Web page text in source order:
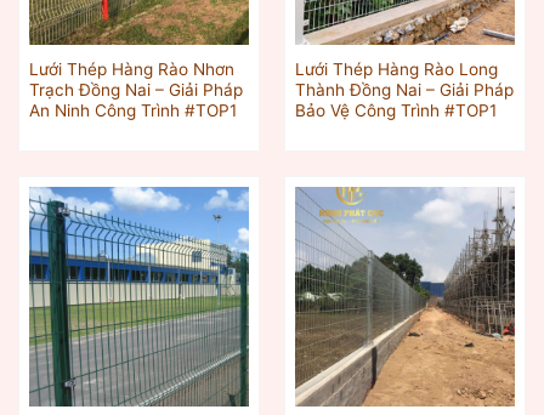
Lưới Thép Hàng Rào Nhơn
Trạch Đồng Nai – Giải Pháp
An Ninh Công Trình #TOP1
Lưới Thép Hàng Rào Long
Thành Đồng Nai – Giải Pháp
Bảo Vệ Công Trình #TOP1